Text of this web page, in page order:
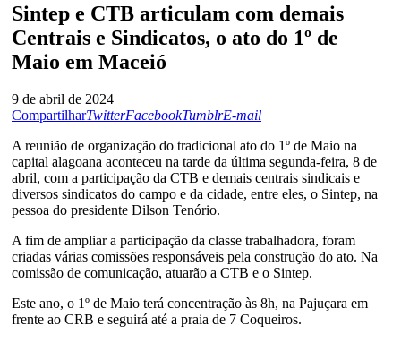
Sintep e CTB articulam com demais
Centrais e Sindicatos, o ato do 1º de
Maio em Maceió
9 de abril de 2024
CompartilharTwitterFacebookTumblrE-mail
A reunião de organização do tradicional ato do 1º de Maio na
capital alagoana aconteceu na tarde da última segunda-feira, 8 de
abril, com a participação da CTB e demais centrais sindicais e
diversos sindicatos do campo e da cidade, entre eles, o Sintep, na
pessoa do presidente Dilson Tenório.
A fim de ampliar a participação da classe trabalhadora, foram
criadas várias comissões responsáveis pela construção do ato. Na
comissão de comunicação, atuarão a CTB e o Sintep.
Este ano, o 1º de Maio terá concentração às 8h, na Pajuçara em
frente ao CRB e seguirá até a praia de 7 Coqueiros.